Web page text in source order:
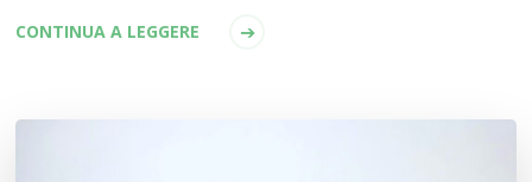
CONTINUA A LEGGERE